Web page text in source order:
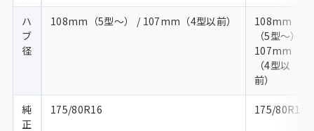
ハ
ブ
径
108mm（5型〜） / 107mm（4型以前）
108mm
（5型〜） /
107mm
（4型以
前）
純
正
175/80R16 175/80R15